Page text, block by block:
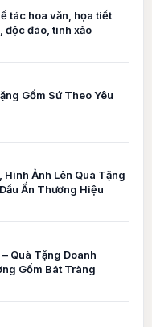
tác hoa văn, họa tiết
độc đáo, tinh xảo
Gốm Sứ Theo Yêu
Hình Ảnh Lên Quà Tặng
Ấn Thương Hiệu
Quà Tặng Doanh
Gốm Bát Tràng